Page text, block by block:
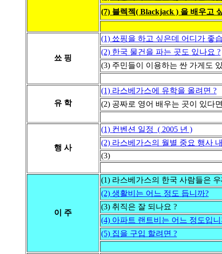
(7) 블렉젝( Blackjack ) 을 배우고
쑈 핑
(1) 쑈핑을 하고 싶은데 어디가 좋
(2) 한국 물건을 파는 곳도 있나요 ?
(3) 주민들이 이용하는 싼 가게도
유 학
(1) 라스베가스에 유학을 올려면 ?
(2) 공짜로 영어 배우는 곳이 있다
행 사
(1) 컨벤션 일정 ( 2005 년 )
(2) 라스베가스의 월별 중요 행사
(3)
이 주
(1) 라스베가스의 한국 사람들은
(2) 생활비는 어느 정도 듭니까?
(3) 취직은 잘 되나요 ?
(4) 아파트 랜트비는 어느 정도입니
(5) 집을 구입 할려면 ?